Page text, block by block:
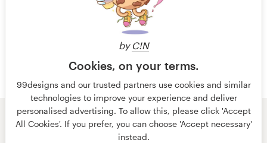
by C!N
Cookies, on your terms.
99designs and our trusted partners use cookies and similar
technologies to improve your experience and deliver
personalised advertising. To allow this, please click 'Accept
All Cookies'. If you prefer, you can choose 'Accept necessary'
instead.
© 99designs
door Vista
Algemene voorwaarden